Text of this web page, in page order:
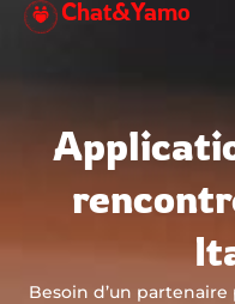
Aller
Chat&Yamo
Besoin d’un